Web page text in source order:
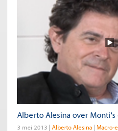
Alberto Alesina over Monti's
3 mei 2013 Alberto Alesina Macro-